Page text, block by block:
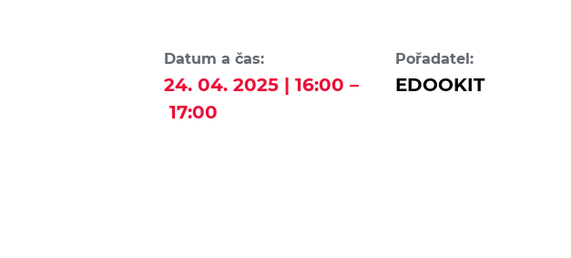
Datum a čas:
24. 04. 2025 | 16:00 –
17:00
Pořadatel:
EDOOKIT